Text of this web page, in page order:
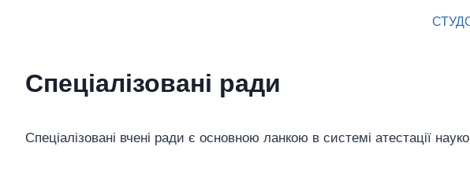
Спеціалізовані ради
Спеціалізовані вчені ради є основною ланкою в системі атестації